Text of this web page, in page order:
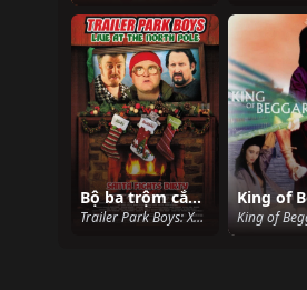
Bộ ba trộm cắp: Phần đặc biệt Giáng sinh
Trailer Park Boys: Xmas Special (2004)
King of